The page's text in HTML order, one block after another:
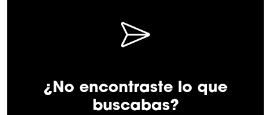
¿No encontraste lo que
buscabas?